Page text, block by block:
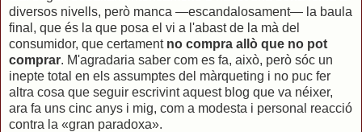
diversos nivells, però manca —escandalosament— la baula
final, que és la que posa el vi a l'abast de la mà del
consumidor, que certament no compra allò que no pot
comprar. M'agradaria saber com es fa, això, però sóc un
inepte total en els assumptes del màrqueting i no puc fer
altra cosa que seguir escrivint aquest blog que va néixer,
ara fa uns cinc anys i mig, com a modesta i personal reacció
contra la «gran paradoxa».